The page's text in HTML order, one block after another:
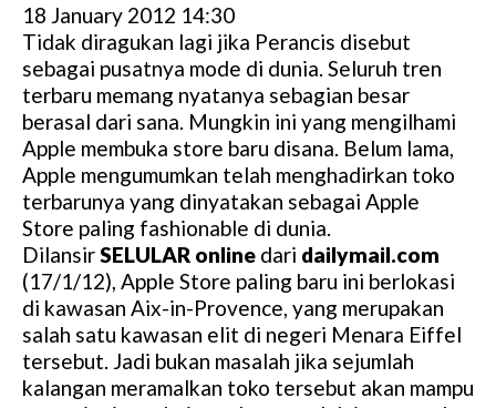
18 January 2012 14:30
Tidak diragukan lagi jika Perancis disebut
sebagai pusatnya mode di dunia. Seluruh tren
terbaru memang nyatanya sebagian besar
berasal dari sana. Mungkin ini yang mengilhami
Apple membuka store baru disana. Belum lama,
Apple mengumumkan telah menghadirkan toko
terbarunya yang dinyatakan sebagai Apple
Store paling fashionable di dunia.
DilansirSELULAR online dari dailymail.com
(17/1/12), Apple Store paling baru ini berlokasi
di kawasan Aix-in-Provence, yang merupakan
salah satu kawasan elit di negeri Menara Eiffel
tersebut. Jadi bukan masalah jika sejumlah
kalangan meramalkan toko tersebut akan mampu